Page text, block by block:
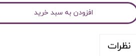
افزودن به سبد خرید
نظرات